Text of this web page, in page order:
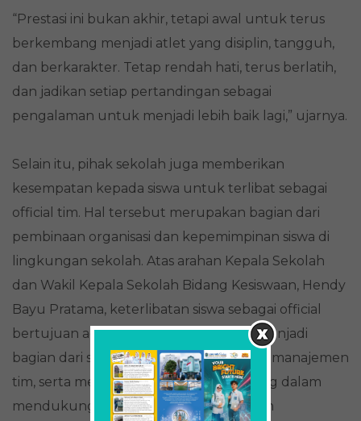
“Prestasi ini bukan akhir, tetapi awal untuk terus
berkembang menjadi atlet yang disiplin, tangguh,
dan berkarakter. Tetap rendah hati, terus berlatih,
dan jadikan setiap pertandingan sebagai
pengalaman untuk menjadi lebih baik lagi,” ujarnya.
Selain itu, pihak sekolah juga memberikan
kesempatan kepada siswa untuk terlibat sebagai
official tim. Hal tersebut merupakan bagian dari
pembinaan organisasi dan kepemimpinan siswa di
lingkungan sekolah. Atas arahan Kepala Sekolah
dan Wakil Kepala Sekolah Bidang Kesiswaan, Hendy
Bayu Pratama, keterlibatan siswa sebagai official
bertujuan agar mereka dapat belajar menjadi
bagian dari staf kepelatihan, memahami manajemen
tim, serta memiliki pengalaman langsung dalam
mendukung jalannya pertandingan dan